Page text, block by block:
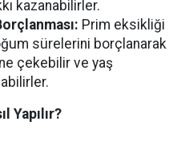
kazanabilirler.
Prim eksikliği
sürelerini borçlanarak
çekebilir ve yaş
Yapılır?